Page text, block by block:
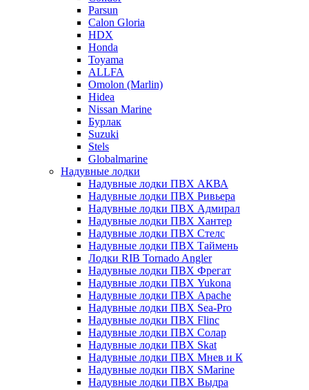
Parsun
Calon Gloria
HDX
Honda
Toyama
ALLFA
Omolon (Marlin)
Hidea
Nissan Marine
Бурлак
Suzuki
Stels
Globalmarine
Надувные лодки
Надувные лодки ПВХ АКВА
Надувные лодки ПВХ Ривьера
Надувные лодки ПВХ Адмирал
Надувные лодки ПВХ Хантер
Надувные лодки ПВХ Стелс
Надувные лодки ПВХ Таймень
Лодки RIB Tornado Angler
Надувные лодки ПВХ Фрегат
Надувные лодки ПВХ Yukona
Надувные лодки ПВХ Apache
Надувные лодки ПВХ Sea-Pro
Надувные лодки ПВХ Flinc
Надувные лодки ПВХ Солар
Надувные лодки ПВХ Skat
Надувные лодки ПВХ Мнев и К
Надувные лодки ПВХ SMarine
Надувные лодки ПВХ Выдра